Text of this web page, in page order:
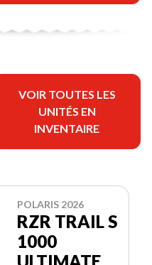
VOIR TOUTES LES
UNITÉS EN
INVENTAIRE
POLARIS 2026
RZR TRAIL S
1000